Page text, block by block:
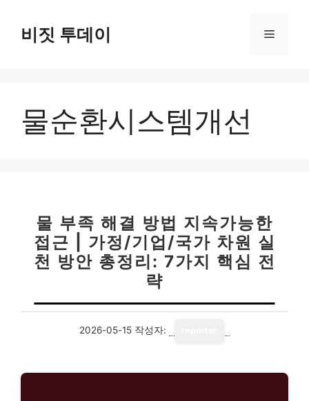
비짓 투데이 메
물순환시스템개선
물 부족 해결 방법 지속가능한
접근 | 가정/기업/국가 차원 실
천 방안 총정리: 7가지 핵심 전
략
2026-05-15 작성자: